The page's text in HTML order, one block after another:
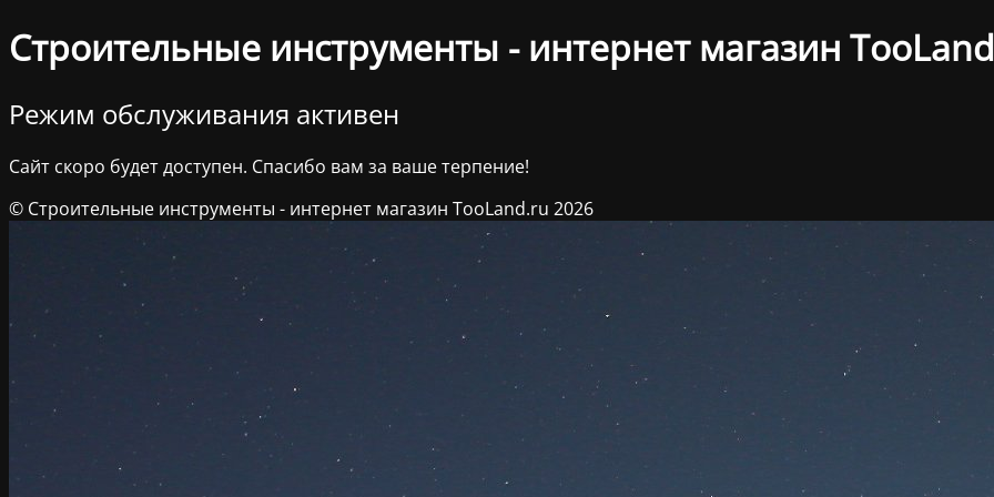
Строительные инструменты - интернет магазин
Режим обслуживания активен
Сайт скоро будет доступен. Спасибо вам за ваше терпение!
© Строительные инструменты - интернет магазин TooLand.ru 2026